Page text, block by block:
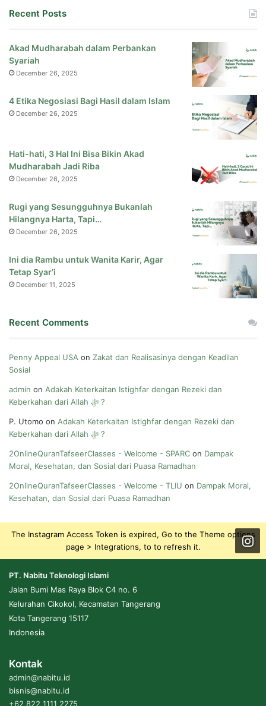
Recent Posts
Akad Mudharabah dalam Perbankan
Syariah
December 26, 2025
4 Etika Negosiasi Bagi Hasil dalam Islam
December 26, 2025
Hati-hati, 3 Hal Ini Bisa Bikin Akad
Mudharabah Jadi Riba
December 26, 2025
Rugi yang Sesungguhnya Bukanlah
Hilangnya Harta, Tapi…
December 26, 2025
Ini dia Rambu untuk Wanita Karir, Agar
Tetap Syar’i
December 11, 2025
Recent Comments
Penny Appeal USA on Zakat dan Realisasinya dengan Keadilan
Sosial
admin on Adakah Keterkaitan Istighfar dengan Rezeki dan
Keberkahan dari Allah ﷻ ?
P. Utomo on Adakah Keterkaitan Istighfar dengan Rezeki dan
Keberkahan dari Allah ﷻ ?
2OnlineQuranTafseerClasses - Welcome - SPARC on Dampak
Moral, Kesehatan, dan Sosial dari Puasa Ramadhan
2OnlineQuranTafseerClasses - Welcome - TLIU on Dampak Moral,
Kesehatan, dan Sosial dari Puasa Ramadhan
The Instagram Access Token is expired, Go to the Theme options
page > Integrations, to to refresh it.
PT. Nabitu Teknologi Islami
Jalan Bumi Mas Raya Blok C4 no. 6
Kelurahan Cikokol, Kecamatan Tangerang
Kota Tangerang 15117
Indonesia
Kontak
admin@nabitu.id
bisnis@nabitu.id
+62 822 1111 2275